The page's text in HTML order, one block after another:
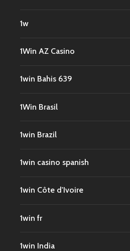
1w
1Win AZ Casino
1win Bahis 639
1Win Brasil
1win Brazil
1win casino spanish
1win Côte d'Ivoire
1win fr
1win India